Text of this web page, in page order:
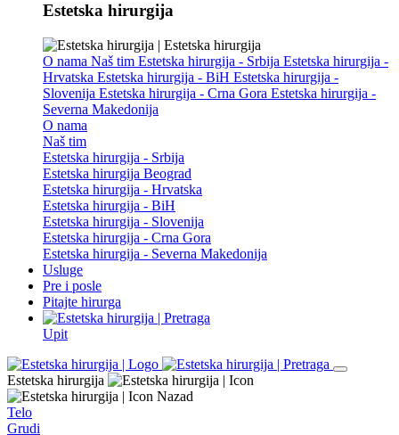
Estetska hirurgija
O nama Naš tim Estetska hirurgija - Srbija Estetska hirurgija -
Hrvatska Estetska hirurgija - BiH Estetska hirurgija -
Slovenija Estetska hirurgija - Crna Gora Estetska hirurgija -
Severna Makedonija
O nama
Naš tim
Estetska hirurgija - Srbija
Estetska hirurgija Beograd
Estetska hirurgija - Hrvatska
Estetska hirurgija - BiH
Estetska hirurgija - Slovenija
Estetska hirurgija - Crna Gora
Estetska hirurgija - Severna Makedonija
Usluge
Pre i posle
Pitajte hirurga
Upit
Estetska hirurgija
Nazad
Telo
Grudi